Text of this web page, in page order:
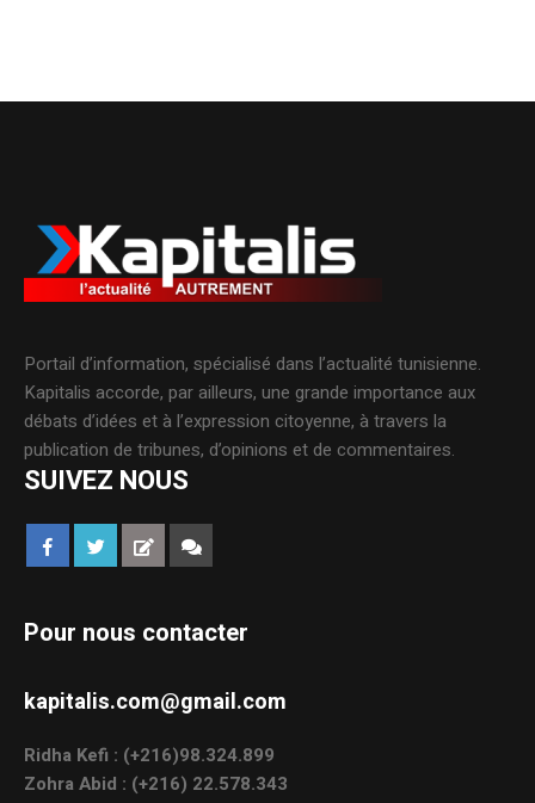
Portail d’information, spécialisé dans l’actualité tunisienne.
Kapitalis accorde, par ailleurs, une grande importance aux
débats d’idées et à l’expression citoyenne, à travers la
publication de tribunes, d’opinions et de commentaires.
SUIVEZ NOUS
Pour nous contacter
kapitalis.com@gmail.com
Ridha Kefi : (+216)98.324.899
Zohra Abid : (+216) 22.578.343